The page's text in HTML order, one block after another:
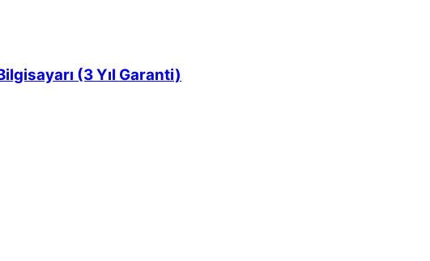
(3 Yıl Garanti)